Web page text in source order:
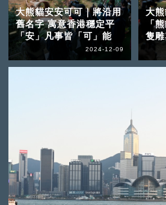
大熊貓安安可可｜將沿用
舊名字 寓意香港穩定平
「安」凡事皆「可」能
2024-12-09
大
「
隻